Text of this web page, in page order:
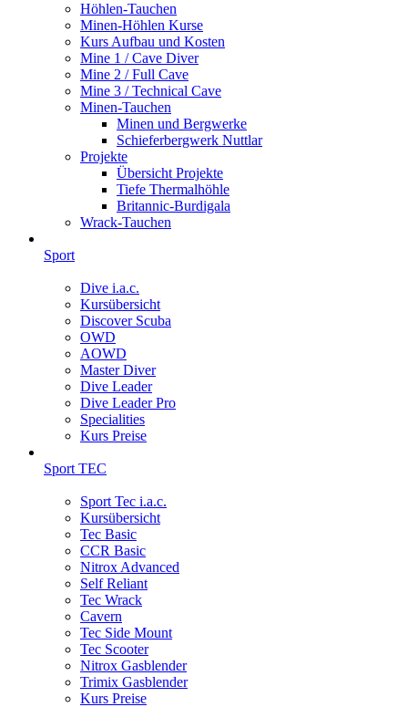
Höhlen-Tauchen
Minen-Höhlen Kurse
Kurs Aufbau und Kosten
Mine 1 / Cave Diver
Mine 2 / Full Cave
Mine 3 / Technical Cave
Minen-Tauchen
Minen und Bergwerke
Schieferbergwerk Nuttlar
Projekte
Übersicht Projekte
Tiefe Thermalhöhle
Britannic-Burdigala
Wrack-Tauchen
Sport
Dive i.a.c.
Kursübersicht
Discover Scuba
OWD
AOWD
Master Diver
Dive Leader
Dive Leader Pro
Specialities
Kurs Preise
Sport TEC
Sport Tec i.a.c.
Kursübersicht
Tec Basic
CCR Basic
Nitrox Advanced
Self Reliant
Tec Wrack
Cavern
Tec Side Mount
Tec Scooter
Nitrox Gasblender
Trimix Gasblender
Kurs Preise